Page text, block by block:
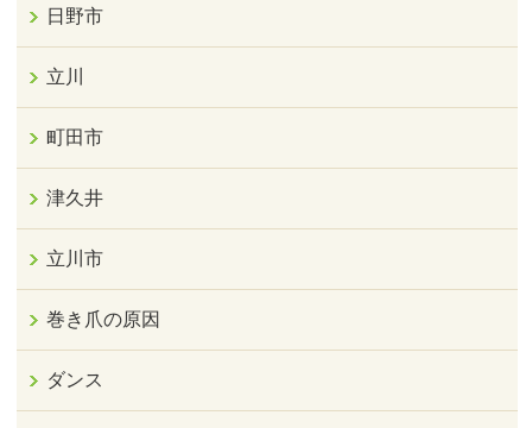
日野市
立川
町田市
津久井
立川市
巻き爪の原因
ダンス